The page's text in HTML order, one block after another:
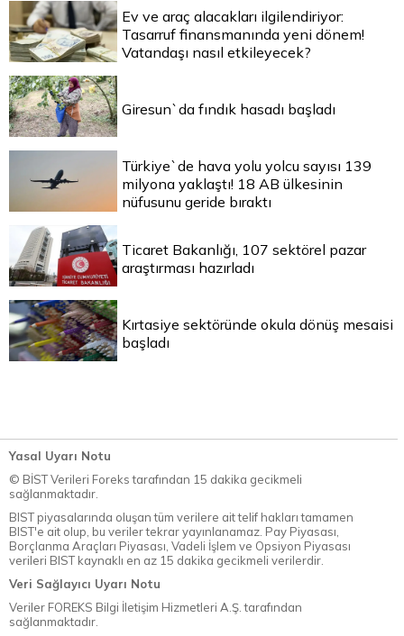
Ev ve araç alacakları ilgilendiriyor:
Tasarruf finansmanında yeni dönem!
Vatandaşı nasıl etkileyecek?
Giresun`da fındık hasadı başladı
Türkiye`de hava yolu yolcu sayısı 139
milyona yaklaştı! 18 AB ülkesinin
nüfusunu geride bıraktı
Ticaret Bakanlığı, 107 sektörel pazar
araştırması hazırladı
Kırtasiye sektöründe okula dönüş mesaisi
başladı
Yasal Uyarı Notu
© BİST Verileri Foreks tarafından 15 dakika gecikmeli
sağlanmaktadır.
BIST piyasalarında oluşan tüm verilere ait telif hakları tamamen
BIST'e ait olup, bu veriler tekrar yayınlanamaz. Pay Piyasası,
Borçlanma Araçları Piyasası, Vadeli İşlem ve Opsiyon Piyasası
verileri BIST kaynaklı en az 15 dakika gecikmeli verilerdir.
Veri Sağlayıcı Uyarı Notu
Veriler FOREKS Bilgi İletişim Hizmetleri A.Ş. tarafından
sağlanmaktadır.